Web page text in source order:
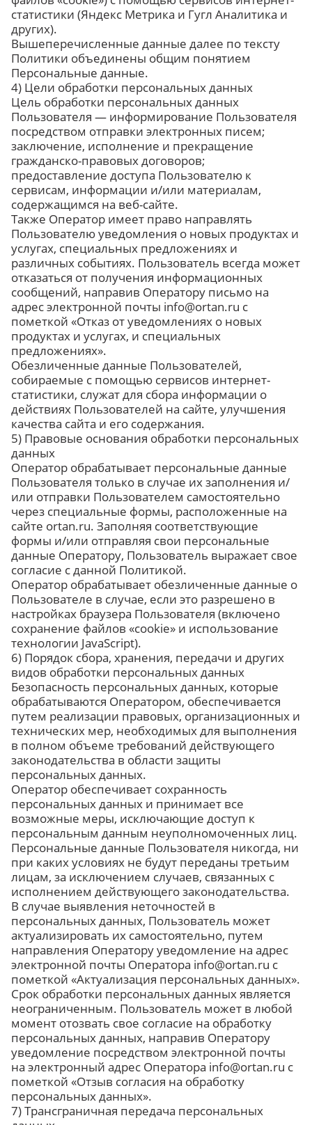
статистики (Яндекс Метрика и Гугл Аналитика и
других).
Вышеперечисленные данные далее по тексту
Политики объединены общим понятием
Персональные данные.
4) Цели обработки персональных данных
Цель обработки персональных данных
Пользователя — информирование Пользователя
посредством отправки электронных писем;
заключение, исполнение и прекращение
гражданско-правовых договоров;
предоставление доступа Пользователю к
сервисам, информации и/или материалам,
содержащимся на веб-сайте.
Также Оператор имеет право направлять
Пользователю уведомления о новых продуктах и
услугах, специальных предложениях и
различных событиях. Пользователь всегда может
отказаться от получения информационных
сообщений, направив Оператору письмо на
адрес электронной почты info@ortan.ru с
пометкой «Отказ от уведомлениях о новых
продуктах и услугах, и специальных
предложениях».
Обезличенные данные Пользователей,
собираемые с помощью сервисов интернет-
статистики, служат для сбора информации о
действиях Пользователей на сайте, улучшения
качества сайта и его содержания.
5) Правовые основания обработки персональных
данных
Оператор обрабатывает персональные данные
Пользователя только в случае их заполнения и/
или отправки Пользователем самостоятельно
через специальные формы, расположенные на
сайте ortan.ru. Заполняя соответствующие
формы и/или отправляя свои персональные
данные Оператору, Пользователь выражает свое
согласие с данной Политикой.
Оператор обрабатывает обезличенные данные о
Пользователе в случае, если это разрешено в
настройках браузера Пользователя (включено
сохранение файлов «cookie» и использование
технологии JavaScript).
6) Порядок сбора, хранения, передачи и других
видов обработки персональных данных
Безопасность персональных данных, которые
обрабатываются Оператором, обеспечивается
путем реализации правовых, организационных и
технических мер, необходимых для выполнения
в полном объеме требований действующего
законодательства в области защиты
персональных данных.
Оператор обеспечивает сохранность
персональных данных и принимает все
возможные меры, исключающие доступ к
персональным данным неуполномоченных лиц.
Персональные данные Пользователя никогда, ни
при каких условиях не будут переданы третьим
лицам, за исключением случаев, связанных с
исполнением действующего законодательства.
В случае выявления неточностей в
персональных данных, Пользователь может
актуализировать их самостоятельно, путем
направления Оператору уведомление на адрес
электронной почты Оператора info@ortan.ru с
пометкой «Актуализация персональных данных».
Срок обработки персональных данных является
неограниченным. Пользователь может в любой
момент отозвать свое согласие на обработку
персональных данных, направив Оператору
уведомление посредством электронной почты
на электронный адрес Оператора info@ortan.ru с
пометкой «Отзыв согласия на обработку
персональных данных».
7) Трансграничная передача персональных